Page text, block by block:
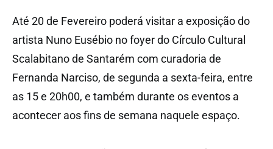
Até 20 de Fevereiro poderá visitar a exposição do
artista Nuno Eusébio no foyer do Círculo Cultural
Scalabitano de Santarém com curadoria de
Fernanda Narciso, de segunda a sexta-feira, entre
as 15 e 20h00, e também durante os eventos a
acontecer aos fins de semana naquele espaço.